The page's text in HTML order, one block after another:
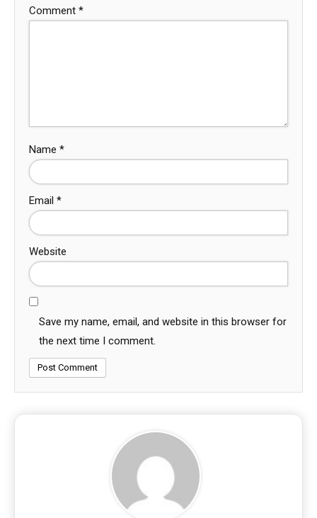
Comment *
Name *
Email *
Website
Save my name, email, and website in this browser for
the next time I comment.